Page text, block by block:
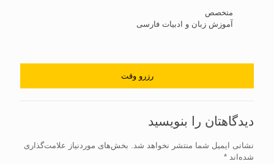
متخصص
آموزش زبان و ادبیات فارسی
رزرو وقت
دیدگاهتان را بنویسید
نشانی ایمیل شما منتشر نخواهد شد. بخش‌های موردنیاز علامت‌گذاری
شده‌اند *